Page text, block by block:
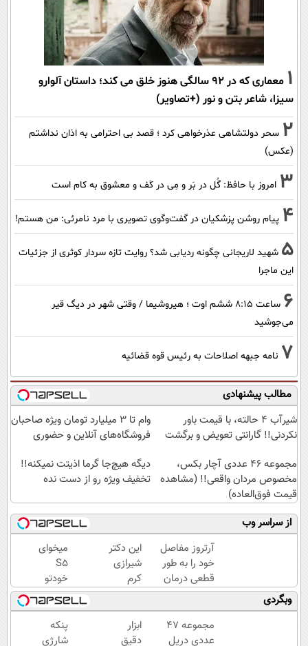
1
معماری که در 92 سالگی هنوز خلق می کند؛ داستان آلوارو
سیزا، شاعر بتن و نور (+تصاویر)
2 سحر دولتشاهی عذرخواهی کرد ؛ قصد بی احترامی به اذان نداشتم
(عکس)
3 امروز با حافظ: گُل در بَر و مِی در کَف و معشوق به کام است
4 پیام روشن پزشکیان در گفت‌و‌گوی تصویری با مرد نامرئی: من هستم!
5 شهید لاریجانی چگونه ردیابی شد؟ روایت تازه سردار کوثری از جزئیات
این ماجرا
6
ساعت ۸:۱۵ ششم اوت ؛ هیروشیما / وقتی شهر در دیگ قیر
می‌جوشید
7 نامه جبهه اصلاحات به رئیس قوه قضائیه
مطالب پیشنهادی
شیر‌آب ۴ حالته، با قیمت باور
نکردنی!! گارانتی تعویض و برگشت
وام تا ۳ میلیارد تومان ویژه صاحبان
فروشگاه‌های آنلاین و حضوری
مجموعه ۴۶ عددی آچار بکس،
مخصوص مردان واقعی!! (مشاهده
قیمت فوق‌العاده)
دیگه هیچ‌جا گرما اذیتت نمیکنه!!
تخفیف ویژه رو از دست نده
از سراسر وب
آرتروز مفاصل
خود را به طور
قطعی درمان
کنید!
◗پرسش‌نامه◖
این دکتر
شیرازی
کرم
ترمیم
زخم
ایرانی را
ساخت!!!
میخوای
S5
خودتو
بفروشی؟
اینجا
سریع و
منصفانه
وبگردی
مجموعه 47
عددی دریل
ابزار
دقیق
پنکه
شارژی